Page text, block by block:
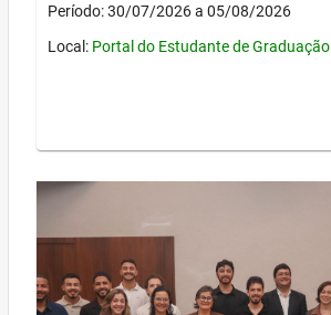
Período: 30/07/2026 a 05/08/2026
Local: Portal do Estudante de Graduação